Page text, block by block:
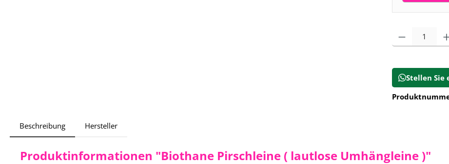
Produkt
Stellen Sie
Beschreibung Hersteller
Produktinformationen "Biothane Pirschleine ( lautlose Umhängleine )"